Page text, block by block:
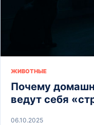
ЖИВОТНЫЕ
Почему
ведут себя
06.10.2025